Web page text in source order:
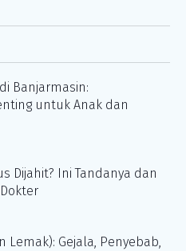
Banjarmasin:
untuk Anak dan
Dijahit? Ini Tandanya dan
Lemak): Gejala, Penyebab,